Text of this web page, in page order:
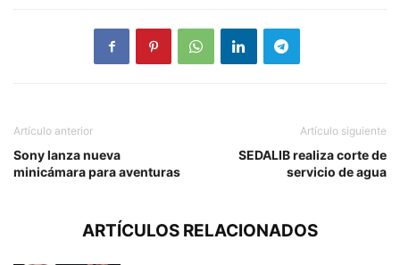
Artículo anterior
Sony lanza nueva
minicámara para aventuras
Artículo siguiente
SEDALIB realiza corte de
servicio de agua
ARTÍCULOS RELACIONADOS